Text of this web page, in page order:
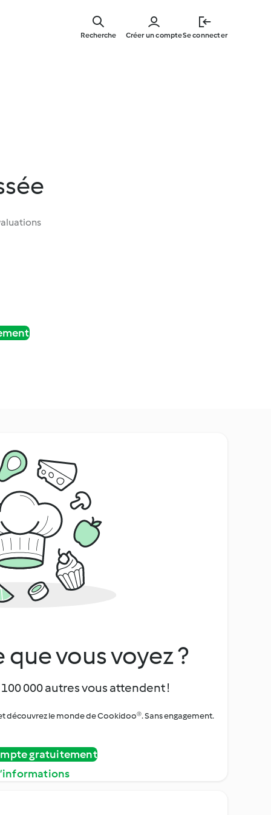
main
Créer un compteSe connecter
Recherche
vous voyez ?
000 autres vous attendent !
découvrez le monde de Cookidoo®. Sans engagement.
gratuitement